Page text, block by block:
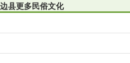
县更多民俗文化